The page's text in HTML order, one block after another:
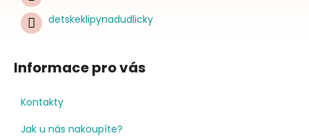
detskeklipynadudlicky
Informace pro vás
Kontakty
Jak u nás nakoupíte?